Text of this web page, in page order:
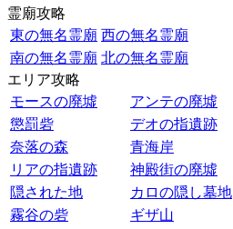
霊廟攻略
東の無名霊廟 西の無名霊廟
南の無名霊廟 北の無名霊廟
エリア攻略
モースの廃墟
アンテの廃墟
懲罰砦
デオの指遺跡
奈落の森
青海岸
リアの指遺跡
神殿街の廃墟
隠された地
カロの隠し墓地
霧谷の砦
ギザ山